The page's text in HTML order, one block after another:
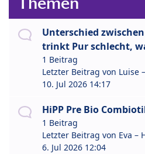
Unterschied
trinkt Pur schlecht,
1 Beitrag
Letzter Beitrag von Luise
10. Jul 2026 14:17
HiPP Pre Bio
1 Beitrag
Letzter Beitrag von Eva –
6. Jul 2026 12:04